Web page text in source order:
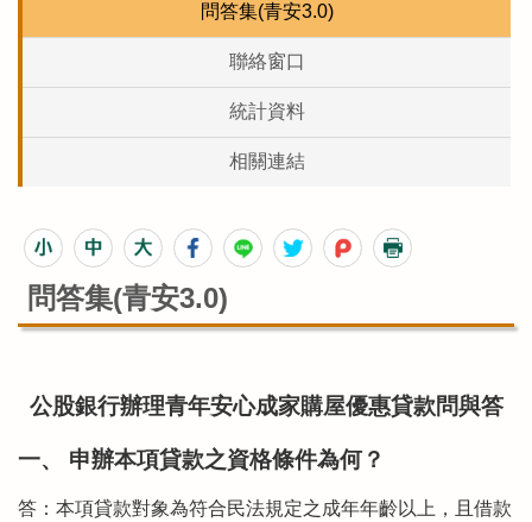
問答集(青安3.0)
聯絡窗口
統計資料
相關連結
問答集(青安3.0)
公股銀​行辦理青年安心成家購屋優惠貸款問與答
一、 申辦本項貸款之資格條件為何？
答：本項貸款對象為符合民法規定之成年年齡以上，且借款